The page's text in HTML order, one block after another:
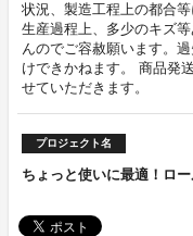
状況、製造工程上の都合
生産過程上、多少のキズ
んのでご容赦願います。
けできかねます。 商品発
せていただきます。
プロジェクト名
ちょっと使いに最適！ロ